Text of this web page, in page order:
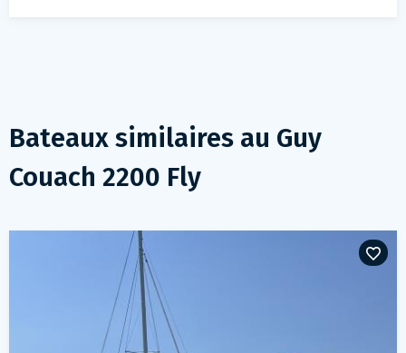
Bateaux similaires au Guy
Couach 2200 Fly